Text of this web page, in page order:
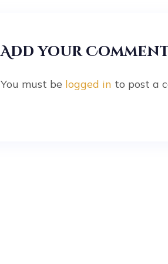
Add your
You must be logged in to post a